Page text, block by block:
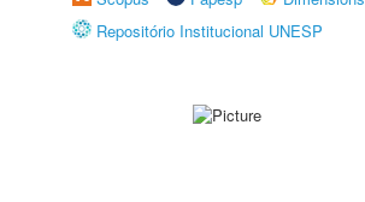
Repositório Institucional UNESP